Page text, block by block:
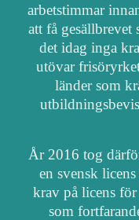
arbetstimmar
att få
det idag inga
utövar
länder som
År 2016 tog
en svensk
krav på licens
som